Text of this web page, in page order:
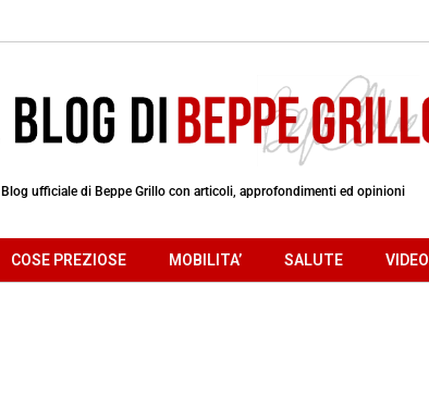
Blog ufficiale di Beppe Grillo con articoli, approfondimenti ed opinioni
COSE PREZIOSE MOBILITA’ SALUTE VIDEO